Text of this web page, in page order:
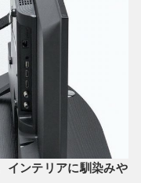
インテリアに馴染みや